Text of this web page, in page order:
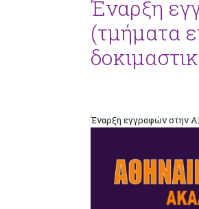
Έναρξη
(τμήματα
Έναρξη εγγραφών στην